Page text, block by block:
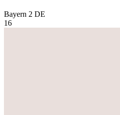
Bayern 2 DE
16